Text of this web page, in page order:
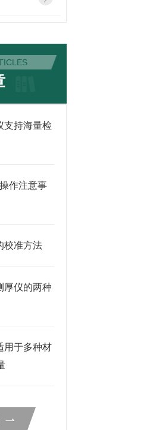
支持海量检
作注意事
校准方法
厚仪的两种
用于多种材